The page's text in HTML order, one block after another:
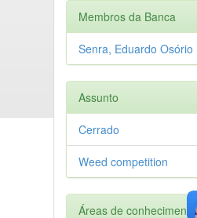
Membros da Banca
Senra, Eduardo Osório
Assunto
Cerrado
Weed competition
Áreas de conhecimento